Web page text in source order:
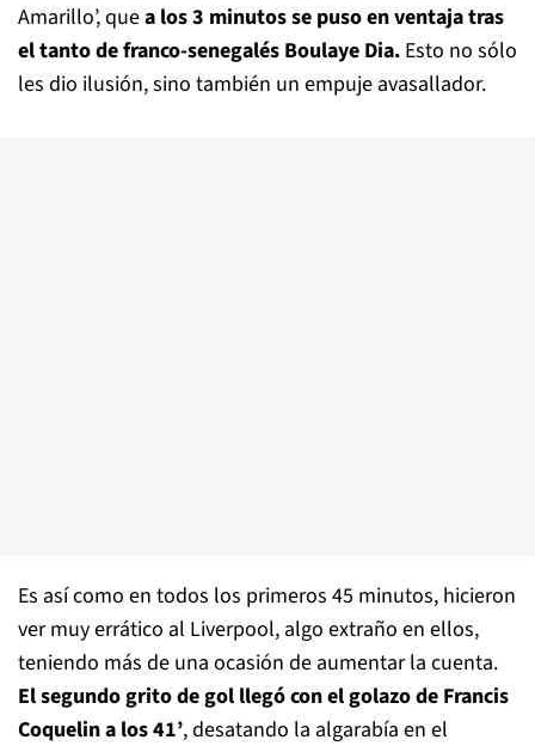
Amarillo’, quea los 3 minutos se puso en ventaja tras
el tanto de franco-senegalés Boulaye Dia. Esto no sólo
les dio ilusión, sino también un empuje avasallador.
Es así como en todos los primeros 45 minutos, hicieron
ver muy errático al Liverpool, algo extraño en ellos,
teniendo más de una ocasión de aumentar la cuenta.
El segundo grito de gol llegó con el golazo de Francis
Coquelin a los 41’, desatando la algarabía en el